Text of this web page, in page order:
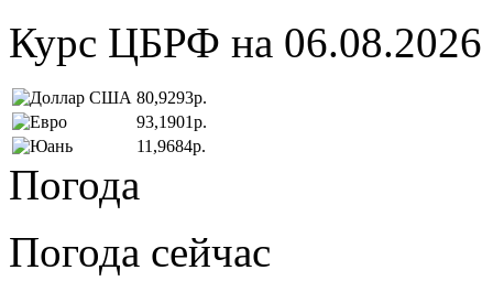
Курс ЦБРФ на 06.08.2026
80,9293р.
93,1901р.
11,9684р.
Погода
Погода сейчас